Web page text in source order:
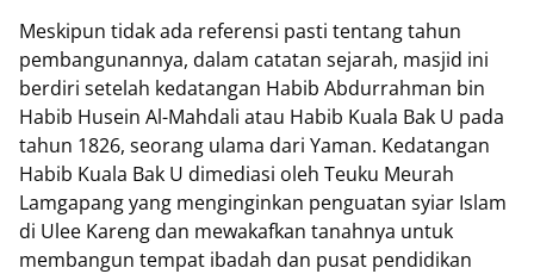
Meskipun tidak ada referensi pasti tentang tahun
pembangunannya, dalam catatan sejarah, masjid ini
berdiri setelah kedatangan Habib Abdurrahman bin
Habib Husein Al-Mahdali atau Habib Kuala Bak U pada
tahun 1826, seorang ulama dari Yaman. Kedatangan
Habib Kuala Bak U dimediasi oleh Teuku Meurah
Lamgapang yang menginginkan penguatan syiar Islam
di Ulee Kareng dan mewakafkan tanahnya untuk
membangun tempat ibadah dan pusat pendidikan